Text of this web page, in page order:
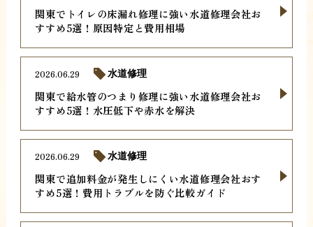
関東でトイレの床漏れ修理に強い水道修理会社お
すすめ5選！原因特定と費用相場
関東で給水管のつまり修理に強い水道修理会社お
すすめ5選！水圧低下や赤水を解決
2026.06.29 水道修理
関東で追加料金が発生しにくい水道修理会社おす
すめ5選！費用トラブルを防ぐ比較ガイド
2026.06.29 水道修理